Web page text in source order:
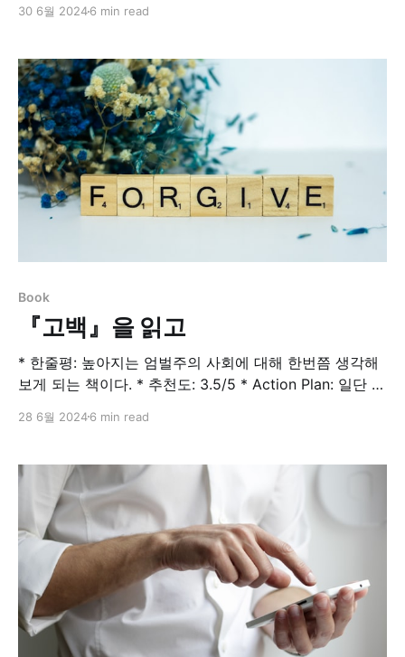
내 생활들에서도 많은 경험을 했다. 1년 계획을 기반으로
으로 개강도 했기에 삶에서 고정 버퍼가 크게 늘어나서 변
동성이 적어지는 한 달이었다. 쉽게 말하자면, 하던거 계
속
30 6월 20246 min read
Book
『고백』을 읽고
* 한줄평: 높아지는 엄벌주의 사회에 대해 한번쯤 생각해
보게 되는 책이다. * 추천도: 3.5/5 * Action Plan: 일단 나
은 바로 우리 반에 있습니다라는 충격적인 고백과 함께 시
어판 출간 10주년을 기념하여 세심하게 번역을 다듬고, 세
련된 디자인과 한결 가…비채미나토 가나에
28 6월 20246 min read